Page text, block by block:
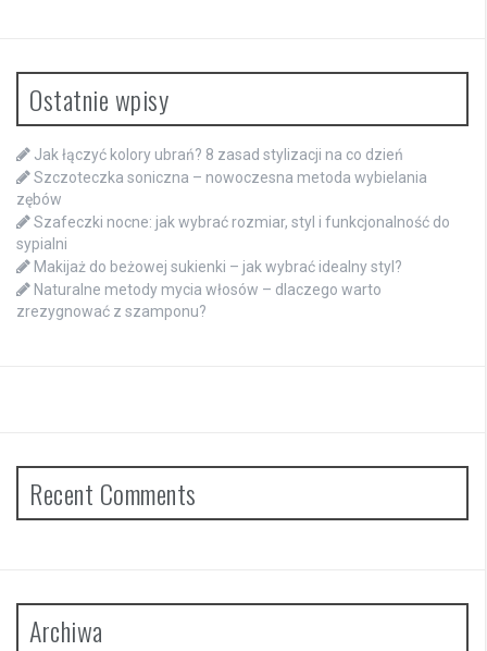
Ostatnie wpisy
Jak łączyć kolory ubrań? 8 zasad stylizacji na co dzień
Szczoteczka soniczna – nowoczesna metoda wybielania
zębów
Szafeczki nocne: jak wybrać rozmiar, styl i funkcjonalność do
sypialni
Makijaż do beżowej sukienki – jak wybrać idealny styl?
Naturalne metody mycia włosów – dlaczego warto
zrezygnować z szamponu?
Recent Comments
Archiwa